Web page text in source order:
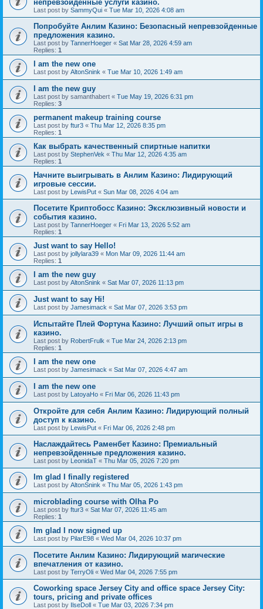
непревзойденные услуги казино.
Last post by SammyQui « Tue Mar 10, 2026 4:08 am
Попробуйте Анлим Казино: Безопасный непревзойденные
предложения казино.
Last post by TannerHoeger « Sat Mar 28, 2026 4:59 am
Replies: 1
I am the new one
Last post by AltonSnink « Tue Mar 10, 2026 1:49 am
I am the new guy
Last post by samanthabert « Tue May 19, 2026 6:31 pm
Replies: 3
permanent makeup training course
Last post by ftur3 « Thu Mar 12, 2026 8:35 pm
Replies: 1
Как выбрать качественный спиртные напитки
Last post by StephenVek « Thu Mar 12, 2026 4:35 am
Replies: 1
Начните выигрывать в Анлим Казино: Лидирующий
игровые сессии.
Last post by LewisPut « Sun Mar 08, 2026 4:04 am
Посетите Криптобосс Казино: Эксклюзивный новости и
события казино.
Last post by TannerHoeger « Fri Mar 13, 2026 5:52 am
Replies: 1
Just want to say Hello!
Last post by jollylara39 « Mon Mar 09, 2026 11:44 am
Replies: 1
I am the new guy
Last post by AltonSnink « Sat Mar 07, 2026 11:13 pm
Just want to say Hi!
Last post by Jamesimack « Sat Mar 07, 2026 3:53 pm
Испытайте Плей Фортуна Казино: Лучший опыт игры в
казино.
Last post by RobertFrulk « Tue Mar 24, 2026 2:13 pm
Replies: 1
I am the new one
Last post by Jamesimack « Sat Mar 07, 2026 4:47 am
I am the new one
Last post by LatoyaHo « Fri Mar 06, 2026 11:43 pm
Откройте для себя Анлим Казино: Лидирующий полный
доступ к казино.
Last post by LewisPut « Fri Mar 06, 2026 2:48 pm
Наслаждайтесь Раменбет Казино: Премиальный
непревзойденные предложения казино.
Last post by LeonidaT « Thu Mar 05, 2026 7:20 pm
Im glad I finally registered
Last post by AltonSnink « Thu Mar 05, 2026 1:43 pm
microblading course with Olha Po
Last post by ftur3 « Sat Mar 07, 2026 11:45 am
Replies: 1
Im glad I now signed up
Last post by PilarE98 « Wed Mar 04, 2026 10:37 pm
Посетите Анлим Казино: Лидирующий магические
впечатления от казино.
Last post by TerryOli « Wed Mar 04, 2026 7:55 pm
Coworking space Jersey City and office space Jersey City:
tours, pricing and private offices
Last post by IlseDoll « Tue Mar 03, 2026 7:34 pm